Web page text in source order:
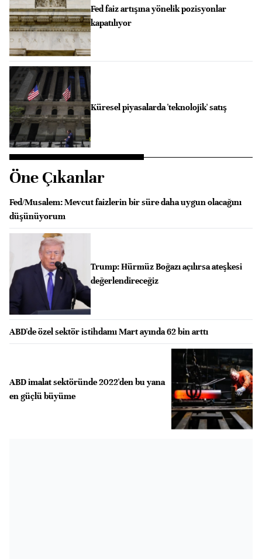
Fed faiz artışına yönelik pozisyonlar
kapatılıyor
Küresel piyasalarda 'teknolojik' satış
Öne Çıkanlar
Fed/Musalem: Mevcut faizlerin bir süre daha uygun olacağını
düşünüyorum
Trump: Hürmüz Boğazı açılırsa ateşkesi
değerlendireceğiz
ABD'de özel sektör istihdamı Mart ayında 62 bin arttı
ABD imalat sektöründe 2022'den bu yana
en güçlü büyüme